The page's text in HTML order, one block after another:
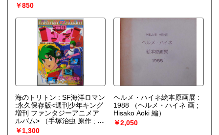
￥850
海のトリトン : SF海洋ロマン
:永久保存版<週刊少年キング
増刊 ファンタジーアニメア
ルバム>
（手塚治虫 原作 ; 西
崎義展 企画・構成）
￥1,300
ヘルメ・ハイネ絵本原画展 :
1988
（ヘルメ・ハイネ 画 ;
Hisako Aoki 編）
￥2,050